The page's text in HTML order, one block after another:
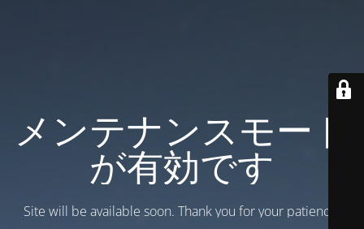
メンテナンスモード
が有効です
Site will be available soon. Thank you for your patience!